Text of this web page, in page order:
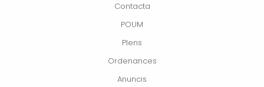
Contacta
POUM
Plens
Ordenances
Anuncis